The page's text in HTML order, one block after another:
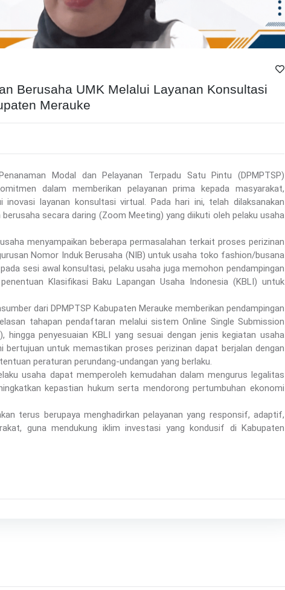
Berusaha UMK Melalui Layanan Konsultasi
Merauke
Modal dan Pelayanan Terpadu Satu Pintu (DPMPTSP)
dalam memberikan pelayanan prima kepada masyarakat,
inovasi layanan konsultasi virtual. Pada hari ini, telah dilaksanakan
secara daring (Zoom Meeting) yang diikuti oleh pelaku usaha
menyampaikan beberapa permasalahan terkait proses perizinan
Nomor Induk Berusaha (NIB) untuk usaha toko fashion/busana
sesi awal konsultasi, pelaku usaha juga memohon pendampingan
Klasifikasi Baku Lapangan Usaha Indonesia (KBLI) untuk
dari DPMPTSP Kabupaten Merauke memberikan pendampingan
tahapan pendaftaran melalui sistem Online Single Submission
hingga penyesuaian KBLI yang sesuai dengan jenis kegiatan usaha
bertujuan untuk memastikan proses perizinan dapat berjalan dengan
peraturan perundang-undangan yang berlaku.
usaha dapat memperoleh kemudahan dalam mengurus legalitas
kepastian hukum serta mendorong pertumbuhan ekonomi
terus berupaya menghadirkan pelayanan yang responsif, adaptif,
guna mendukung iklim investasi yang kondusif di Kabupaten